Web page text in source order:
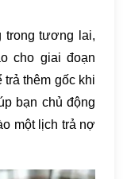
trong tương lai,
cho giai đoạn
trả thêm gốc khi
bạn chủ động
một lịch trả nợ